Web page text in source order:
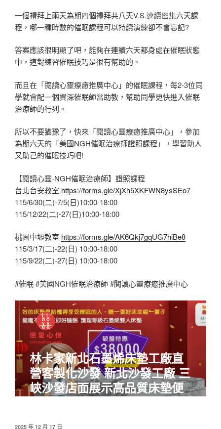
一個禮拜上兩天為期四個禮拜共八天V.S.連續密集六天課
程，哪一種時數的催眠課程可以持續演練卻不會忘記?
答案應該很明顯了吧，能夠在連續六天都身處在催眠狀態
中，這對練習催眠技巧是很有幫助的。
而且在「閱讀心靈療癒推廣中心」的催眠課程，每2-3位同
學就會配一個資深催眠師當助教，幫助同學更快進入催眠
治療師的行列。
所以不要猶豫了，快來「閱讀心靈療癒推廣中心」，參加
為期六天的「美國NGH催眠治療師證照課程」，學習助人
又助己的催眠技巧吧!
【閱讀心靈-NGH催眠治療師】證照課程
台北台安教室 https://forms.gle/XjXh5XKFWN8ysSEo7
115/6/30(二)-7/5(日)10:00-18:00
115/12/22(二)-27(日)10:00-18:00
桃園中壢教室 https://forms.gle/AK6Qkj7gqUG7hiBe8
115/3/17(二)-22(日) 10:00-18:00
115/9/22(二)-27(日) 10:00-18:00
#催眠#美國NGH催眠治療師#閱讀心靈療癒推廣中心
2025 年 12 月 17 日